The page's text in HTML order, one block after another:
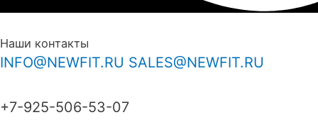
Наши контакты
INFO@NEWFIT.RU SALES@NEWFIT.RU
+7-925-506-53-07